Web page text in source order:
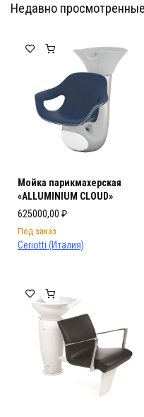
Недавно
Мойка парикмахерская
«ALLUMINIUM CLOUD»
625000,00 ₽
Под заказ
Ceriotti (Италия)